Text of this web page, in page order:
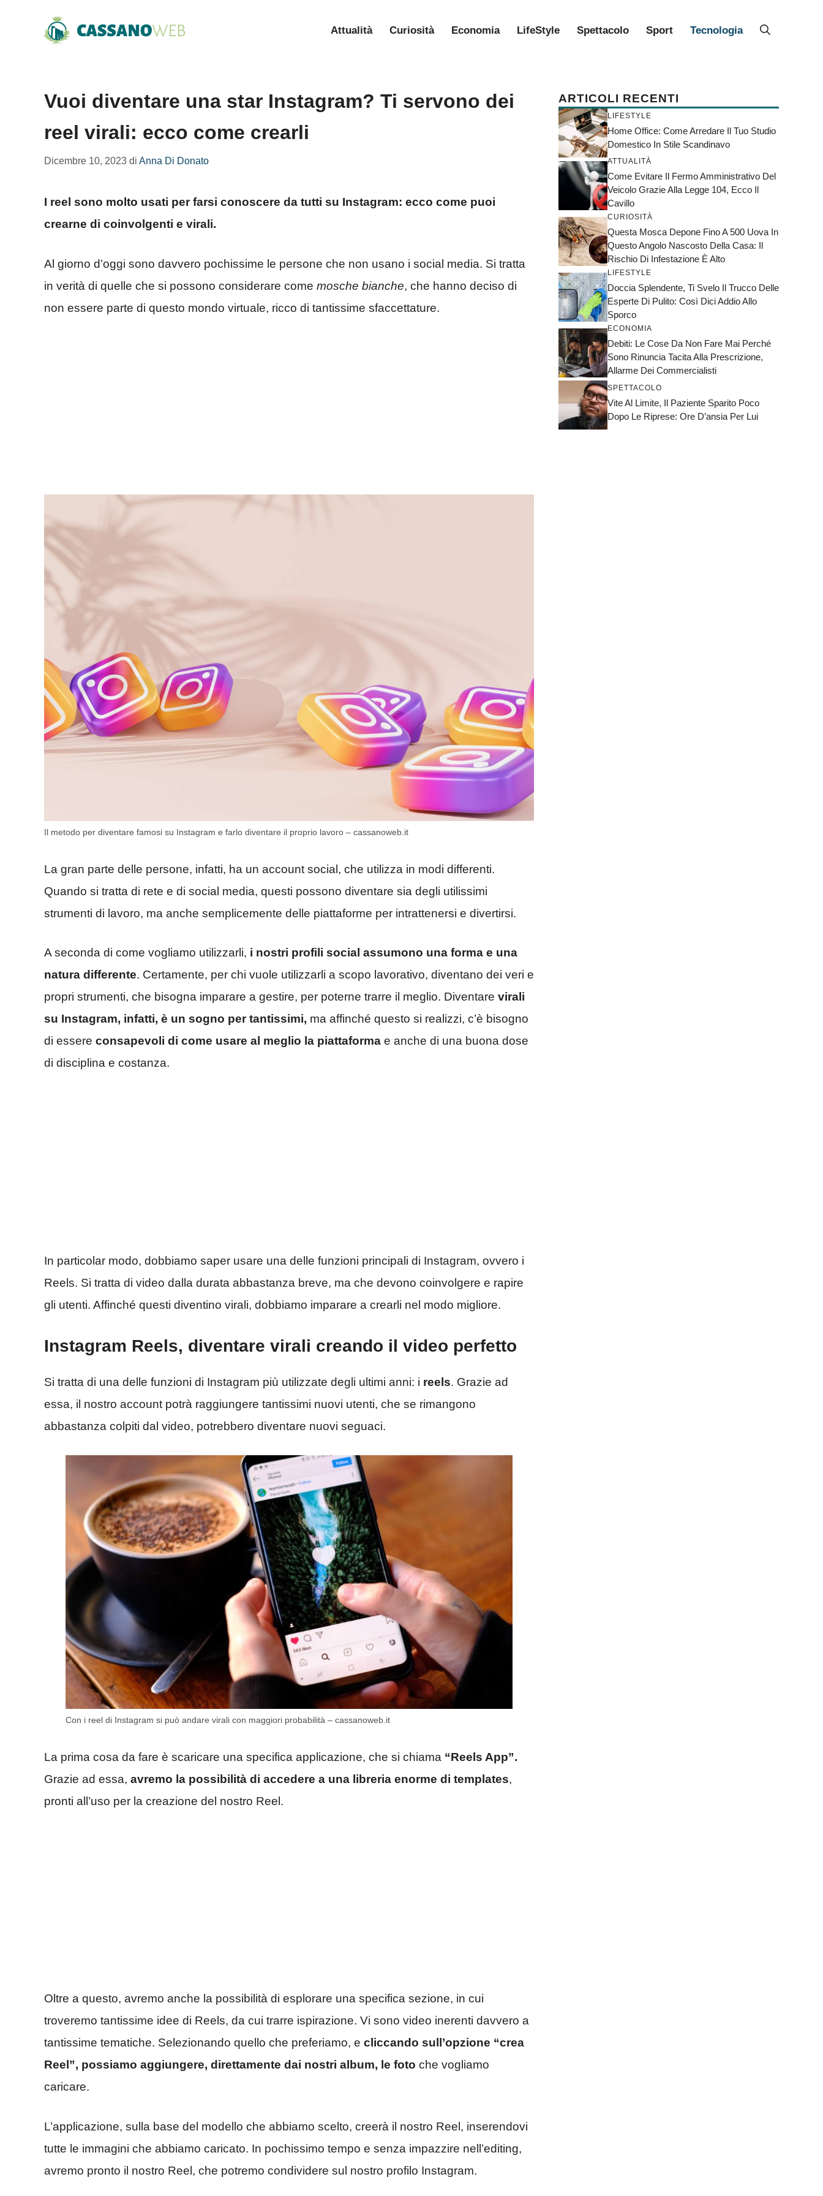
Attualità Curiosità Economia LifeStyle Spettacolo Sport Tecnologia
Vuoi diventare una star Instagram? Ti servono dei
reel virali: ecco come crearli
Dicembre 10, 2023 di Anna Di Donato
I reel sono molto usati per farsi conoscere da tutti su Instagram: ecco come puoi
crearne di coinvolgenti e virali.
Al giorno d’oggi sono davvero pochissime le persone che non usano i social media. Si tratta
in verità di quelle che si possono considerare come mosche bianche, che hanno deciso di
non essere parte di questo mondo virtuale, ricco di tantissime sfaccettature.
Il metodo per diventare famosi su Instagram e farlo diventare il proprio lavoro – cassanoweb.it
La gran parte delle persone, infatti, ha un account social, che utilizza in modi differenti.
Quando si tratta di rete e di social media, questi possono diventare sia degli utilissimi
strumenti di lavoro, ma anche semplicemente delle piattaforme per intrattenersi e divertirsi.
A seconda di come vogliamo utilizzarli, i nostri profili social assumono una forma e una
natura differente. Certamente, per chi vuole utilizzarli a scopo lavorativo, diventano dei veri e
propri strumenti, che bisogna imparare a gestire, per poterne trarre il meglio. Diventare virali
su Instagram, infatti, è un sogno per tantissimi, ma affinché questo si realizzi, c’è bisogno
di essere consapevoli di come usare al meglio la piattaforma e anche di una buona dose
di disciplina e costanza.
In particolar modo, dobbiamo saper usare una delle funzioni principali di Instagram, ovvero i
Reels. Si tratta di video dalla durata abbastanza breve, ma che devono coinvolgere e rapire
gli utenti. Affinché questi diventino virali, dobbiamo imparare a crearli nel modo migliore.
Instagram Reels, diventare virali creando il video perfetto
Si tratta di una delle funzioni di Instagram più utilizzate degli ultimi anni: i reels. Grazie ad
essa, il nostro account potrà raggiungere tantissimi nuovi utenti, che se rimangono
abbastanza colpiti dal video, potrebbero diventare nuovi seguaci.
Con i reel di Instagram si può andare virali con maggiori probabilità – cassanoweb.it
La prima cosa da fare è scaricare una specifica applicazione, che si chiama “Reels App”.
Grazie ad essa, avremo la possibilità di accedere a una libreria enorme di templates,
pronti all’uso per la creazione del nostro Reel.
Oltre a questo, avremo anche la possibilità di esplorare una specifica sezione, in cui
troveremo tantissime idee di Reels, da cui trarre ispirazione. Vi sono video inerenti davvero a
tantissime tematiche. Selezionando quello che preferiamo, e cliccando sull’opzione “crea
Reel”, possiamo aggiungere, direttamente dai nostri album, le foto che vogliamo
caricare.
L’applicazione, sulla base del modello che abbiamo scelto, creerà il nostro Reel, inserendovi
tutte le immagini che abbiamo caricato. In pochissimo tempo e senza impazzire nell’editing,
avremo pronto il nostro Reel, che potremo condividere sul nostro profilo Instagram.
ARTICOLI RECENTI
LIFESTYLE
Home Office: Come Arredare Il Tuo Studio
Domestico In Stile Scandinavo
ATTUALITÀ
Come Evitare Il Fermo Amministrativo Del
Veicolo Grazie Alla Legge 104, Ecco Il
Cavillo
CURIOSITÀ
Questa Mosca Depone Fino A 500 Uova In
Questo Angolo Nascosto Della Casa: Il
Rischio Di Infestazione È Alto
LIFESTYLE
Doccia Splendente, Ti Svelo Il Trucco Delle
Esperte Di Pulito: Così Dici Addio Allo
Sporco
ECONOMIA
Debiti: Le Cose Da Non Fare Mai Perché
Sono Rinuncia Tacita Alla Prescrizione,
Allarme Dei Commercialisti
SPETTACOLO
Vite Al Limite, Il Paziente Sparito Poco
Dopo Le Riprese: Ore D’ansia Per Lui